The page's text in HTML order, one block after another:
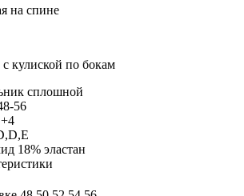
на спине
кулиской по бокам
сплошной
56
+4
18% эластан